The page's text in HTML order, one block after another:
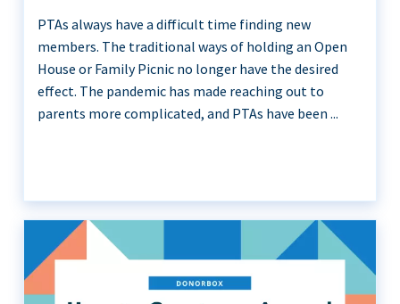
PTAs always have a difficult time finding new
members. The traditional ways of holding an Open
House or Family Picnic no longer have the desired
effect. The pandemic has made reaching out to
parents more complicated, and PTAs have been ...